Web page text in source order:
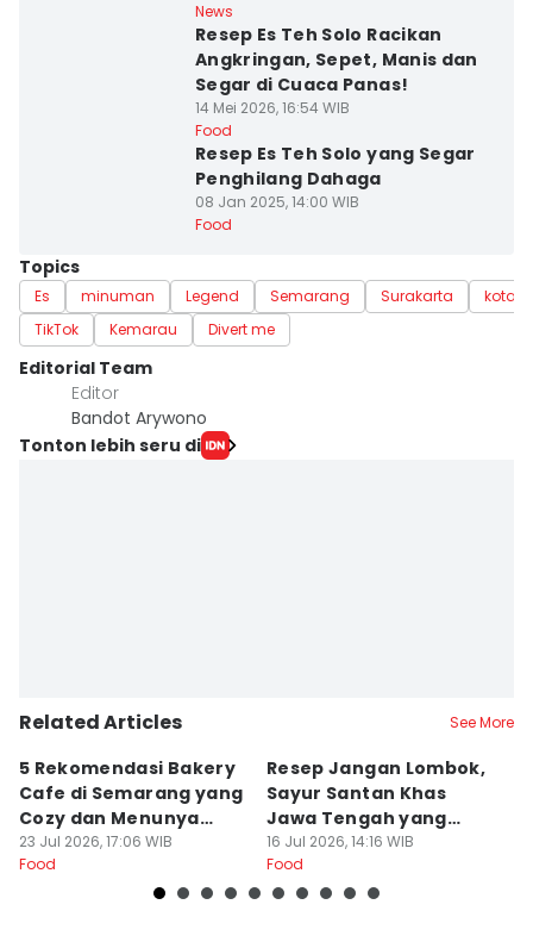
News
Resep Es Teh Solo Racikan
Angkringan, Sepet, Manis dan
Segar di Cuaca Panas!
14 Mei 2026, 16:54 WIB
Food
Resep Es Teh Solo yang Segar
Penghilang Dahaga
08 Jan 2025, 14:00 WIB
Food
Topics
Es minuman Legend Semarang Surakarta
kota
TikTok
Kemarau Divert me
Editorial Team
Editor
Bandot Arywono
Tonton lebih seru di
Related Articles See More
5 Rekomendasi Bakery
Cafe di Semarang yang
Cozy dan Menunya
Yummy
23 Jul 2026, 17:06 WIB
Food
Resep Jangan Lombok,
Sayur Santan Khas
Jawa Tengah yang
Gurih Nikmat!
16 Jul 2026, 14:16 WIB
Food